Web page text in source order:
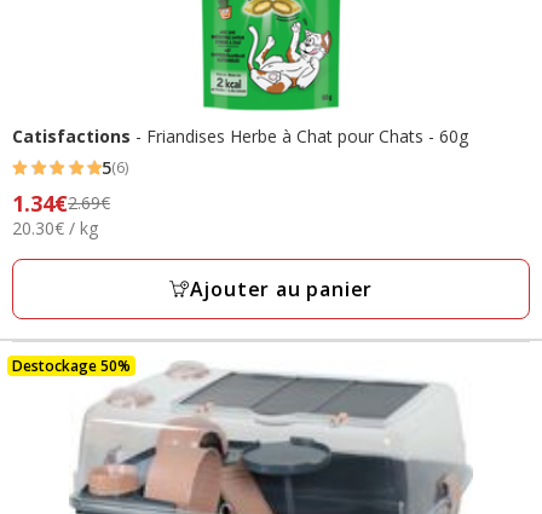
Catisfactions - Friandises Herbe à Chat pour Chats - 60g
5
étoiles
avec
6
5(6)
Prix
précédent
2.69€,
final
1.34€
1.34€2.69€
20.30€
Kg
20.30€ / kg
Ajouter au panier
Destockage 50%